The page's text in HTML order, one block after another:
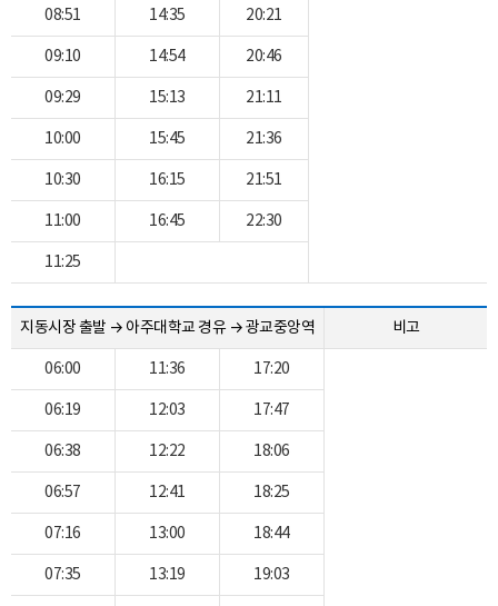
08:51 14:35 20:21
09:10 14:54 20:46
09:29 15:13 21:11
10:00 15:45 21:36
10:30 16:15 21:51
11:00 16:45 22:30
11:25
지동시장 출발 → 아주대학교 경유 → 광교중앙역 비고
06:00 11:36 17:20
06:19 12:03 17:47
06:38 12:22 18:06
06:57 12:41 18:25
07:16 13:00 18:44
07:35 13:19 19:03